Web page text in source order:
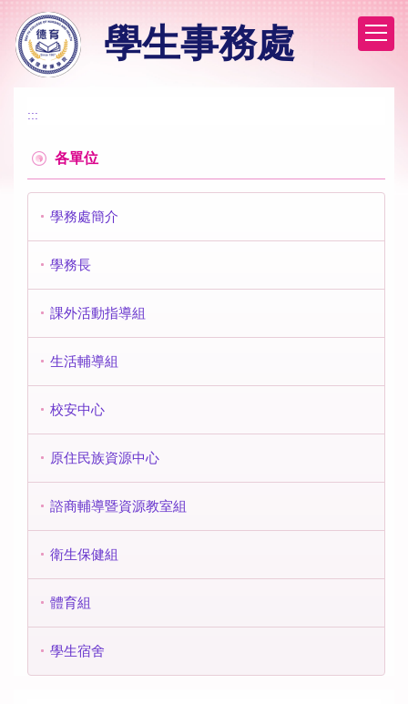
到
主
學生事務處
:::
各單位
學務處簡介
學務長
課外活動指導組
生活輔導組
校安中心
原住民族資源中心
諮商輔導暨資源教室組
衛生保健組
體育組
學生宿舍